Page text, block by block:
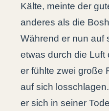
Kälte, meinte der
anderes als die
Während er nun auf
etwas durch die Luft
er fühlte zwei große
auf sich
er sich in seiner